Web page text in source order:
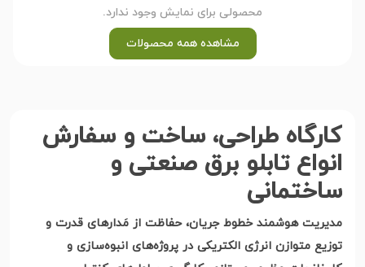
محصولی برای نمایش وجود ندارد.
مشاهده همه محصولات
کارگاه طراحی، ساخت و سفارش
انواع تابلو برق صنعتی و
ساختمانی
مدیریت هوشمند خطوط جریان، حفاظت از مَدارهای قدرت و
توزیع متوازن انرژی الکتریکی در پروژه‌های انبوه‌سازی و